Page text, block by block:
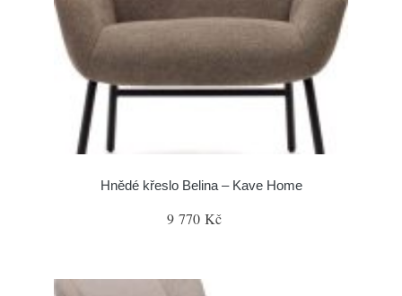
Hnědé křeslo Belina – Kave Home
9 770 Kč